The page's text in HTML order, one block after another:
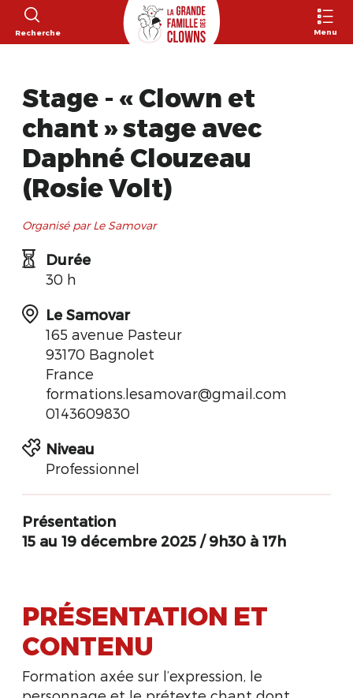
Recherche Menu
Stage - « Clown et
chant » stage avec
Daphné Clouzeau
(Rosie Volt)
Organisé par Le Samovar
Durée
30 h
Le Samovar
165 avenue Pasteur
93170 Bagnolet
France
formations.lesamovar@gmail.com
0143609830
Niveau
Professionnel
Présentation
15 au 19 décembre 2025 /9h30 à 17h
PRÉSENTATION ET
CONTENU
Formation axée sur l’expression, le